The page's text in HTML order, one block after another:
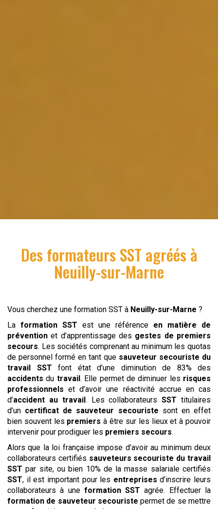
Des formateurs SST agréés à
Neuilly-sur-Marne
Vous cherchez une formation SST à Neuilly-sur-Marne ?
La formation SST est une référence en matière de
prévention et d’apprentissage des gestes de premiers
secours. Les sociétés comprenant au minimum les quotas
de personnel formé en tant que sauveteur secouriste du
travail
SST font état d’une diminution de 83% des
accidents du travail. Elle permet de diminuer les risques
professionnels et d’avoir une réactivité accrue en cas
d’accident au travail. Les collaborateursSST titulaires
d’un certificat de sauveteur secouriste sont en effet
bien souvent les premiers à être sur les lieux et à pouvoir
intervenir pour prodiguer les premiers secours.
Alors que la loi française impose d’avoir au minimum deux
collaborateurs certifiés sauveteurs secouriste du travail
SST par site, ou bien 10% de la masse salariale certifiés
SST, il est important pour les entreprises d’inscrire leurs
collaborateurs à une formation SST agrée. Effectuer la
formation de sauveteur secouriste permet de se mettre